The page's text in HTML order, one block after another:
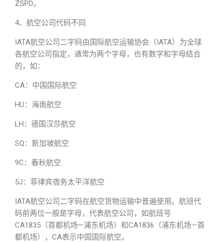
ZSPD。
4、航空公司代码不同
IATA航空公司二字码由国际航空运输协会（IATA）为全球
各航空公司指定，通常为两个字母，也有数字和字母结合
的，如：
CA：中国国际航空
HU：海南航空
LH：德国汉莎航空
SQ：新加坡航空
9C：春秋航空
5J：菲律宾宿务太平洋航空
IATA航空公司二字码在航空货物运输中普遍使用。航班代
码前两位一般是字母，代表航空公司，如航班号
CA1835（首都机场—浦东机场）和CA1836（浦东机场—首
都机场），CA表示中国国际航空。